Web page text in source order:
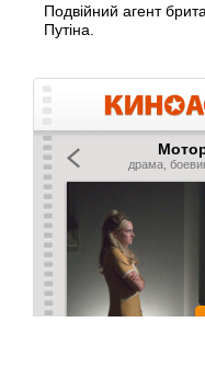
Подвійний агент
Путіна.